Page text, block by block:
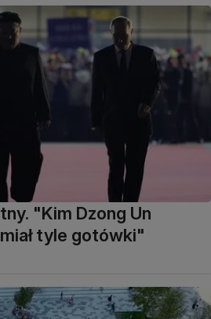
"Kim Dzong Un
tyle gotówki"